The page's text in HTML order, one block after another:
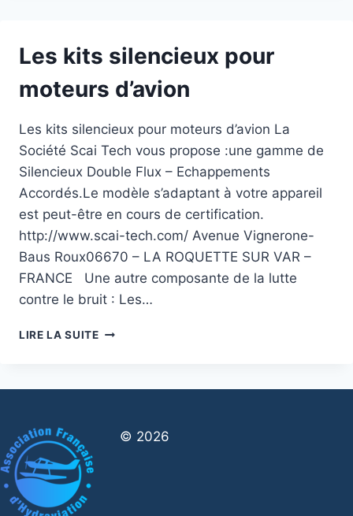
À
ÉLECTRIQUE
Les kits silencieux pour
moteurs d’avion
Les kits silencieux pour moteurs d’avion La
Société Scai Tech vous propose :une gamme de
Silencieux Double Flux – Echappements
Accordés.Le modèle s’adaptant à votre appareil
est peut-être en cours de certification.
http://www.scai-tech.com/ Avenue Vignerone-
Baus Roux06670 – LA ROQUETTE SUR VAR –
FRANCE Une autre composante de la lutte
contre le bruit : Les…
LIRE LA SUITELES
© 2026